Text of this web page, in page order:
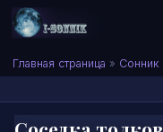
Skip to content
Сонник I-
Главная страница » Сонник